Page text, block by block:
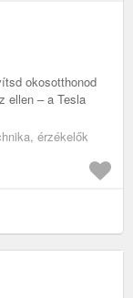
okosotthonod
ellen – a Tesla
érzékelők